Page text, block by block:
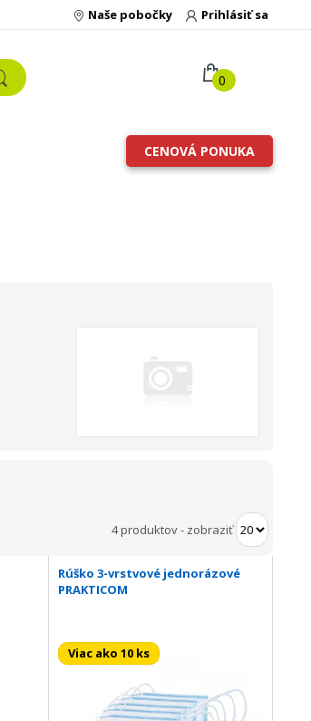
Prihlásiť sa
Naše pobočky
0
CENOVÁ PONUKA
4 produktov- zobraziť
Rúško 3-vrstvové jednorázové
PRAKTICOM
Viac ako 10 ks